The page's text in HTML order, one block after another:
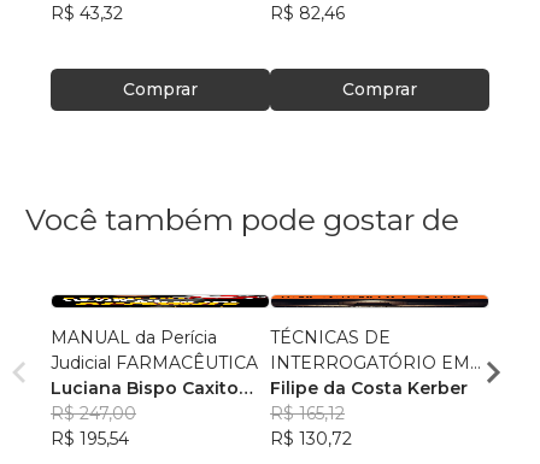
R$ 43,32
Comprar
R$ 82,46
Comprar
Você também pode gostar de
MANUAL da Perícia
Judicial FARMACÊUTICA
Luciana Bispo Caxito
Lopes Cançado
R$ 247,00
R$ 195,54
TÉCNICAS DE
INTERROGATÓRIO EM
TEMPO REAL
Filipe da Costa Kerber
R$ 165,12
R$ 130,72